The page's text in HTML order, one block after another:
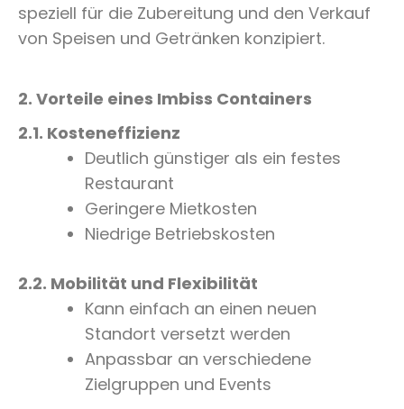
speziell für die Zubereitung und den Verkauf
von Speisen und Getränken konzipiert.
2. Vorteile eines Imbiss Containers
2.1. Kosteneffizienz
Deutlich günstiger als ein festes
Restaurant
Geringere Mietkosten
Niedrige Betriebskosten
2.2. Mobilität und Flexibilität
Kann einfach an einen neuen
Standort versetzt werden
Anpassbar an verschiedene
Zielgruppen und Events